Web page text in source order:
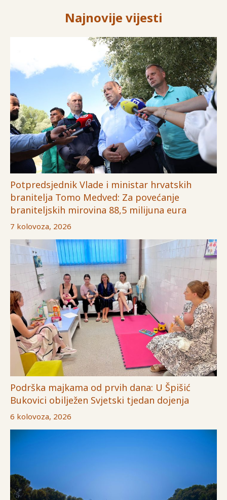
Najnovije vijesti
Potpredsjednik Vlade i ministar hrvatskih
branitelja Tomo Medved: Za povećanje
braniteljskih mirovina 88,5 milijuna eura
7 kolovoza, 2026
Podrška majkama od prvih dana: U Špišić
Bukovici obilježen Svjetski tjedan dojenja
6 kolovoza, 2026